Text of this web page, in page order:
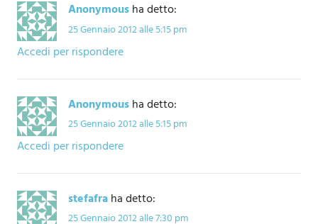
Anonymousha detto:
25 Gennaio 2012 alle 5:15 pm
Accedi per rispondere
Anonymousha detto:
25 Gennaio 2012 alle 5:15 pm
Accedi per rispondere
stefafraha detto:
25 Gennaio 2012 alle 7:30 pm